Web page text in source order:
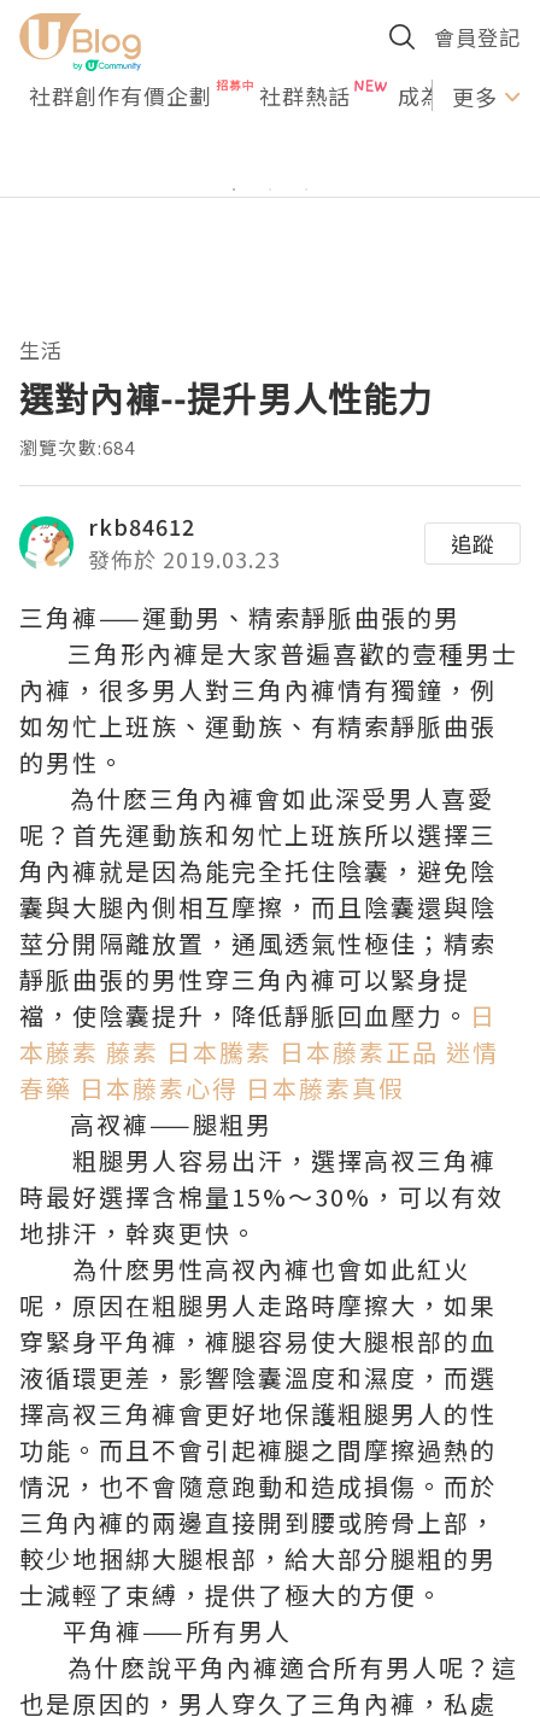
會員登記
社群創作有價企劃 社群熱話 成為U更多
生活
選對內褲--提升男人性能力
瀏覽次數:684
rkb84612
發佈於 2019.03.23
追蹤
三角褲——運動男、精索靜脈曲張的男
三角形內褲是大家普遍喜歡的壹種男士
內褲，很多男人對三角內褲情有獨鐘，例
如匆忙上班族、運動族、有精索靜脈曲張
的男性。
為什麽三角內褲會如此深受男人喜愛
呢？首先運動族和匆忙上班族所以選擇三
角內褲就是因為能完全托住陰囊，避免陰
囊與大腿內側相互摩擦，而且陰囊還與陰
莖分開隔離放置，通風透氣性極佳；精索
靜脈曲張的男性穿三角內褲可以緊身提
襠，使陰囊提升，降低靜脈回血壓力。 日
本藤素 藤素 日本騰素 日本藤素正品 迷情
春藥 日本藤素心得 日本藤素真假
高衩褲——腿粗男
粗腿男人容易出汗，選擇高衩三角褲
時最好選擇含棉量15%～30%，可以有效
地排汗，幹爽更快。
為什麽男性高衩內褲也會如此紅火
呢，原因在粗腿男人走路時摩擦大，如果
穿緊身平角褲，褲腿容易使大腿根部的血
液循環更差，影響陰囊溫度和濕度，而選
擇高衩三角褲會更好地保護粗腿男人的性
功能。而且不會引起褲腿之間摩擦過熱的
情況，也不會隨意跑動和造成損傷。而於
三角內褲的兩邊直接開到腰或胯骨上部，
較少地捆綁大腿根部，給大部分腿粗的男
士減輕了束縛，提供了極大的方便。
平角褲——所有男人
為什麽說平角內褲適合所有男人呢？這
也是原因的，男人穿久了三角內褲，私處